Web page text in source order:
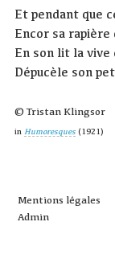
Et pendant que
Encor sa
En son lit la
Dépucèle son
© Tristan Klingsor
in Humoresques (1921)
Mentions légales
Admin